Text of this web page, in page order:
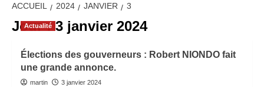
ACCUEIL 2024 JANVIER 3
Jour :3 janvier 2024
Actualité
Élections des gouverneurs : Robert NIONDO fait
une grande annonce.
martin 3 janvier 2024